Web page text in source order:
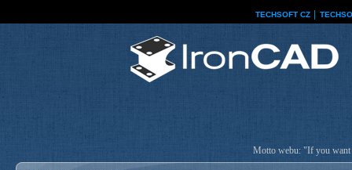
TECHSOFT CZ
Motto webu: "If you want